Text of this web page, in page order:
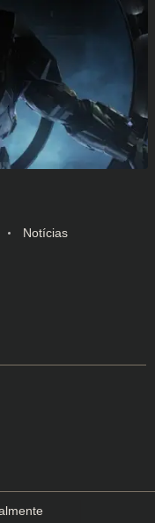
Notícias